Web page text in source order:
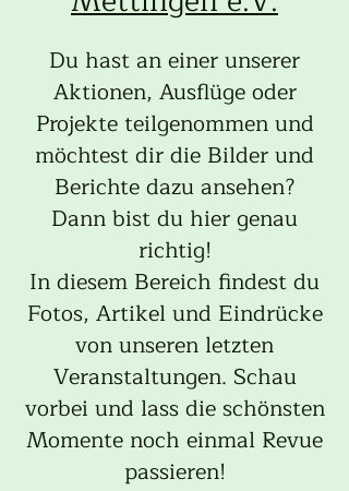
Du hast an einer unserer
Aktionen, Ausflüge oder
Projekte teilgenommen und
möchtest dir die Bilder und
Berichte dazu ansehen?
Dann bist du hier genau
richtig!
In diesem Bereich findest du
Fotos, Artikel und Eindrücke
von unseren letzten
Veranstaltungen. Schau
vorbei und lass die schönsten
Momente noch einmal Revue
passieren!